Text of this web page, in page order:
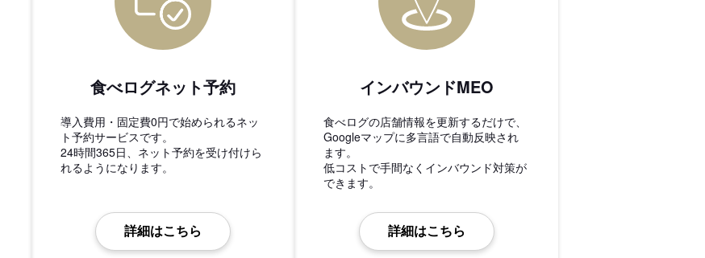
食べログネット予約
導入費用・固定費0円で始められるネッ
ト予約サービスです。
24時間365日、ネット予約を受け付けら
れるようになります。
詳細はこちら
インバウンドMEO
食べログの店舗情報を更新するだけで、
Googleマップに多言語で自動反映され
ます。
低コストで手間なくインバウンド対策が
できます。
詳細はこちら